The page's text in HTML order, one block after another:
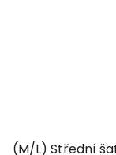
(M/L) Střední